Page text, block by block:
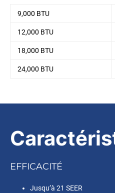
9,000 BTU
12,000 BTU
18,000 BTU
24,000 BTU
EFFICACITÉ
Jusqu’à 21 SEER